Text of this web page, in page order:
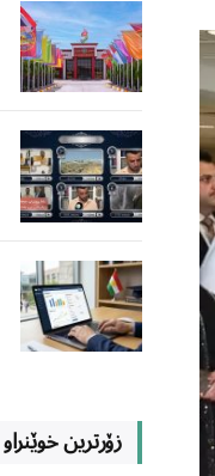
زۆرترین خوێنراو